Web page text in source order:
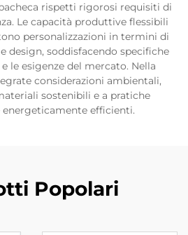
rispetti rigorosi requisiti di
Le capacità produttive flessibili
personalizzazioni in termini di
design, soddisfacendo specifiche
le esigenze del mercato. Nella
considerazioni ambientali,
sostenibili e a pratiche
efficienti.
Popolari